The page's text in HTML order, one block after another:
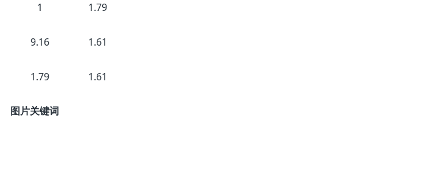
1 1.79
9.16 1.61
1.79 1.61